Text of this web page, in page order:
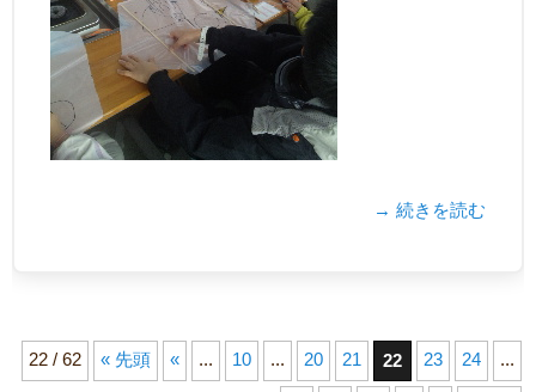
→ 続きを読む
22 / 62 « 先頭 « ... 10 ... 20 21 22 23 24 ...